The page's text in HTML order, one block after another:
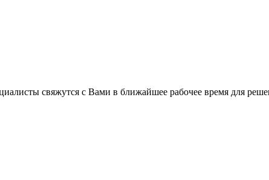
свяжутся с Вами в ближайшее рабочее время для